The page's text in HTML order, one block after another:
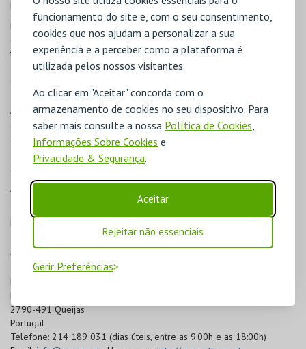
funcionamento do site e, com o seu consentimento,
cookies que nos ajudam a personalizar a sua
experiência e a perceber como a plataforma é
utilizada pelos nossos visitantes.
Ao clicar em "Aceitar" concorda com o
armazenamento de cookies no seu dispositivo. Para
saber mais consulte a nossa Política de Cookies,
Informações Sobre Cookies e
Privacidade & Segurança.
Aceitar
Rejeitar não essenciais
Gerir Preferências
Para mais informações, contacte-nos eminfo@bol.pt.
No Portal da
na Internet é disponibilizada uma área própria para
cada Instituição, da sua responsabilidade, que permite apresentar
toda a história, informações e pessoas que contribuem para a
grandeza da entidade e promover os espetáculos e eventos que
AOS PRESTADORES DE SERVIÇOS
O aumento do âmbito dos serviços prestados por qualquer
estabelecimento é reconhecido como uma mais-valia para os seus
clientes que encontram no mesmo espaço a oportunidade de
satisfazer várias necessidades.
A
BOL dispõe de serviços que podem ajudá-lo a diversificar a gama
Para mais informações, contacte-nos em
A EMPRESA
Etnaga, Consultores Sistemas de Informação, Lda.
Nº Contribuinte: 502669730
Rua Cesário Verde, 35-E
2790-491 Queijas
Portugal
Telefone: 214 189 031 (dias úteis, entre as 9:00h e as 18:00h)